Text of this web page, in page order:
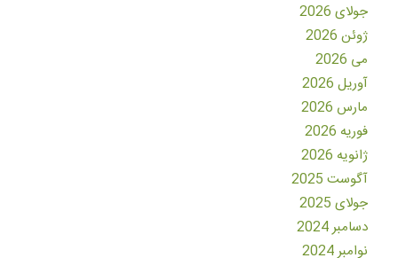
جولای 2026
ژوئن 2026
می 2026
آوریل 2026
مارس 2026
فوریه 2026
ژانویه 2026
آگوست 2025
جولای 2025
دسامبر 2024
نوامبر 2024